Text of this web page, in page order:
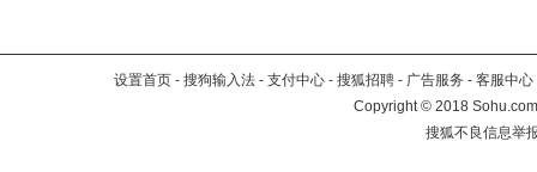
设置首页 - 搜狗输入法 - 支付中心 - 搜狐招聘 - 广告服务 - 客服中心
Copyright©2018
搜狐不良信息举